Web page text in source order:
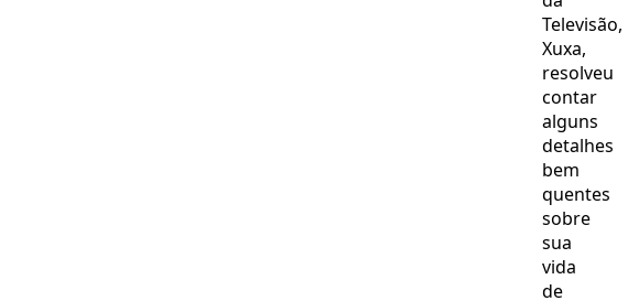
Televisão,
Xuxa,
resolveu
contar
alguns
detalhes
bem
quentes
sobre
sua
vida
de